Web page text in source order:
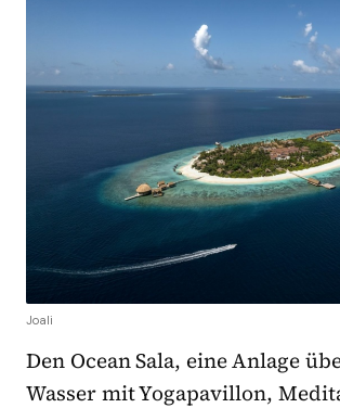
Joali
Den Ocean Sala, eine Anlage
Wasser mit Yogapavillon,